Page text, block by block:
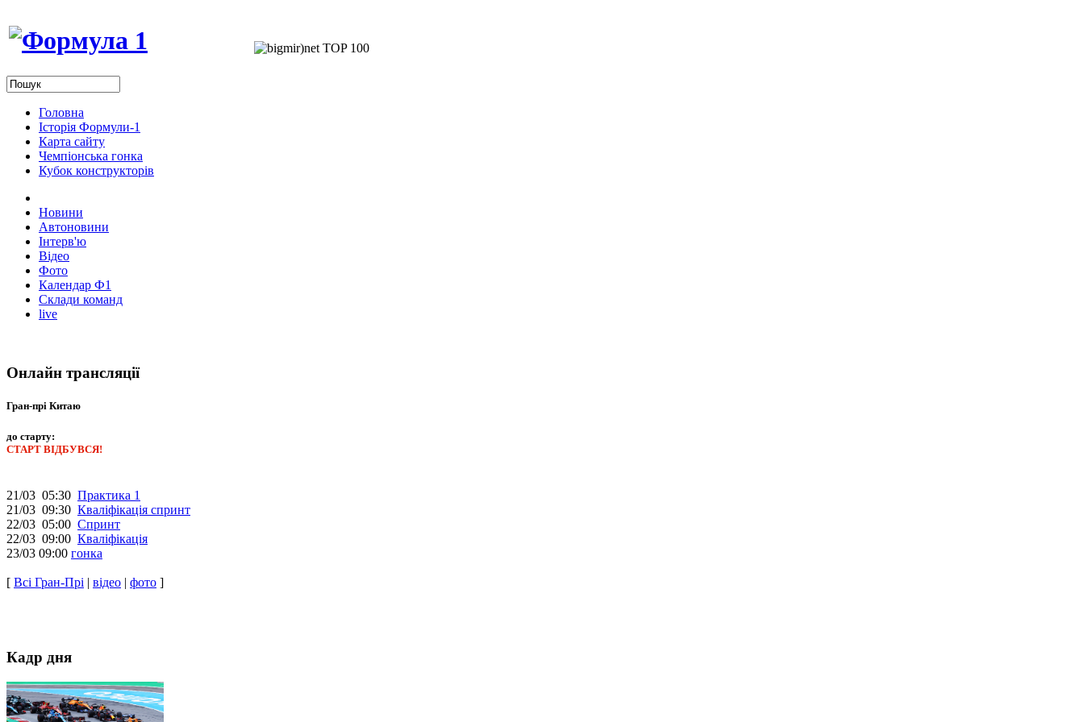
Головна
Історія Формули-1
Карта сайту
Чемпіонська гонка
Кубок конструкторів
Новини
Автоновини
Інтерв'ю
Відео
Фото
Календар Ф1
Склади команд
live
Онлайн трансляції
Гран-прі Китаю
до старту:
СТАРТ ВІДБУВСЯ!
21/03 05:30 Практика 1
21/03 09:30 Кваліфікація спринт
22/03 05:00 Спринт
22/03 09:00 Кваліфікація
23/03 09:00 гонка
[ Всі Гран-Прі | відео | фото ]
Кадр дня